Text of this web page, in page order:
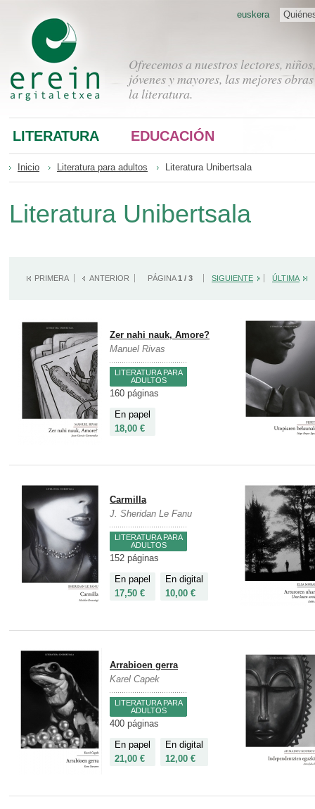
Ofrecemos a nuestros lectores, niños,
jóvenes y mayores, las mejores
la literatura.
euskera
LITERATURA EDUCACIÓN
Inicio Literatura para adultos Literatura Unibertsala
Literatura Unibertsala
PRIMERA ANTERIOR PÁGINA1 / 3 SIGUIENTE ÚLTIMA
Zer nahi nauk, Amore?
Manuel Rivas
LITERATURA PARA
ADULTOS
160 páginas
En papel
18,00 €
Carmilla
J. Sheridan Le Fanu
LITERATURA PARA
ADULTOS
152 páginas
En papel
17,50 €
En digital
10,00 €
Arrabioen gerra
Karel Capek
LITERATURA PARA
ADULTOS
400 páginas
En papel
21,00 €
En digital
12,00 €